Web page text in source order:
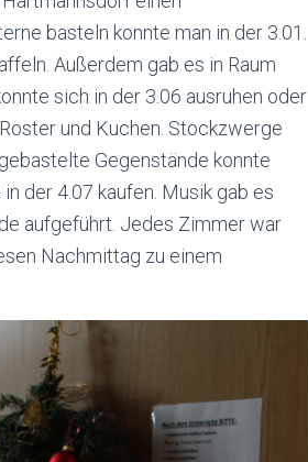
basteln konnte man in der 3.01.
Außerdem gab es in Raum
sich in der 3.06 ausruhen oder
und Kuchen. Stockzwerge
Gegenstände konnte
der 4.07 kaufen. Musik gab es
aufgeführt. Jedes Zimmer war
Nachmittag zu einem